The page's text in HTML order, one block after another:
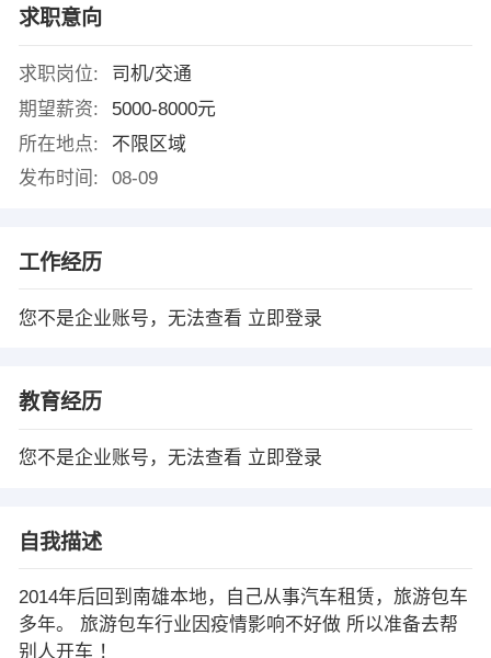
求职意向
求职岗位:
司机/交通
期望薪资:
5000-8000元
所在地点:
不限区域
发布时间:
08-09
工作经历
您不是企业账号，无法查看 立即登录
教育经历
您不是企业账号，无法查看 立即登录
自我描述
2014年后回到南雄本地，自己从事汽车租赁，旅游包车
多年。 旅游包车行业因疫情影响不好做 所以准备去帮
别人开车 ！